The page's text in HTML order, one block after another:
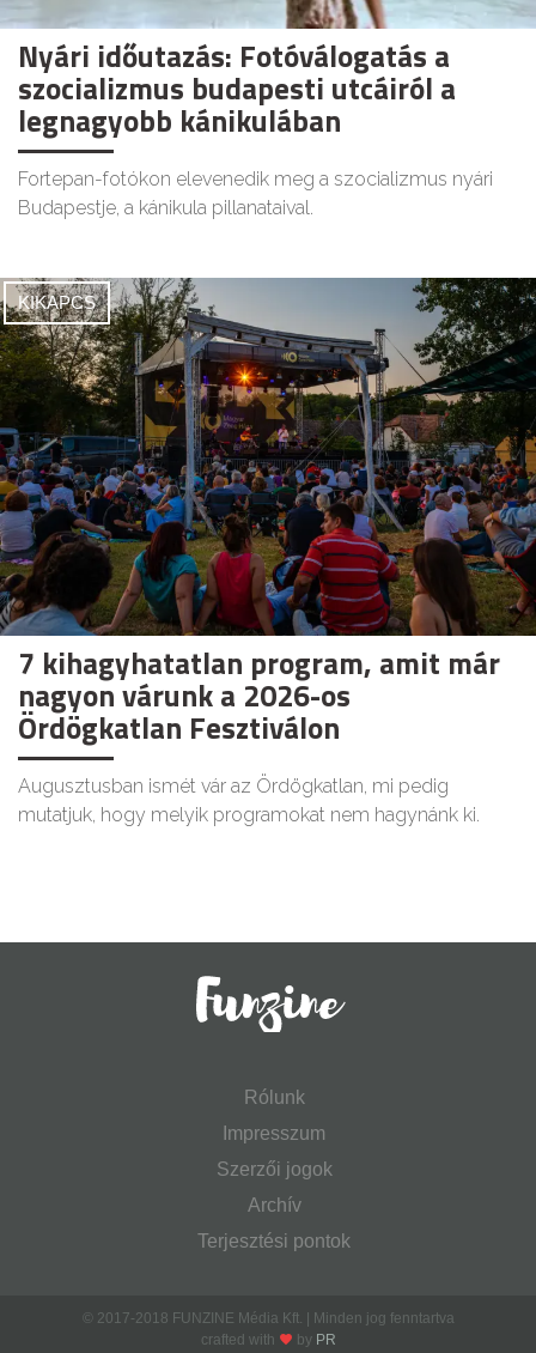
Nyári időutazás: Fotóválogatás a
szocializmus budapesti utcáiról a
legnagyobb kánikulában
Fortepan-fotókon elevenedik meg a szocializmus nyári
Budapestje, a kánikula pillanataival.
KIKAPCS
7 kihagyhatatlan program, amit már
nagyon várunk a 2026-os
Ördögkatlan Fesztiválon
Augusztusban ismét vár az Ördögkatlan, mi pedig
mutatjuk, hogy melyik programokat nem hagynánk ki.
Rólunk
Impresszum
Szerzői jogok
Archív
Terjesztési pontok
© 2017-2018 FUNZINE Média Kft. | Minden jog fenntartva
crafted with
by PR